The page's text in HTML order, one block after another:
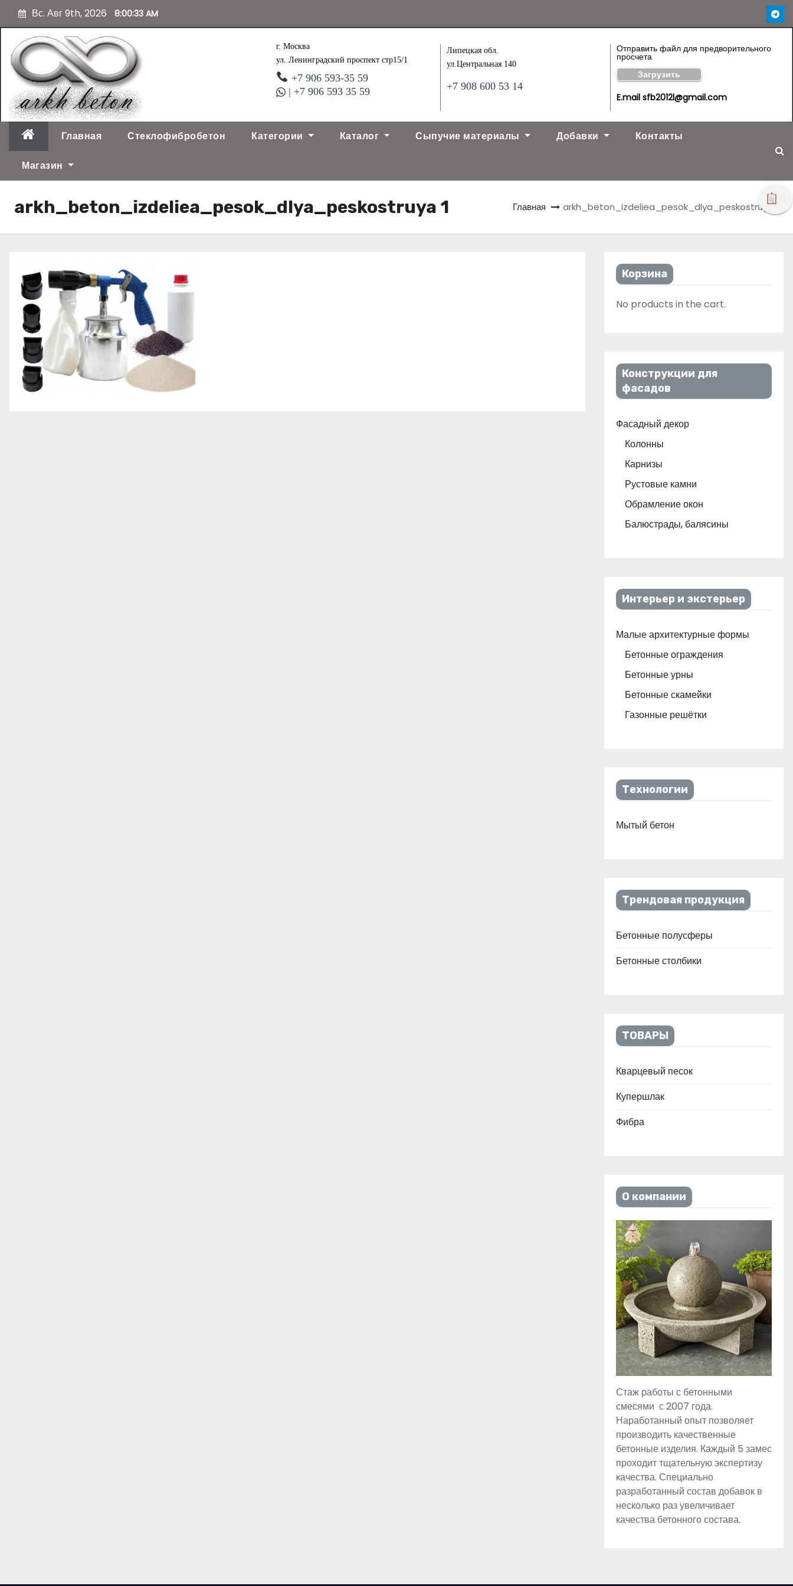
с
о
Вс. Авг 9th, 2026 8:00:34 AM
г. Москва
ул. Ленинградский проспект стр15/1
+7 906 593-35 59
| +7 906 593 35 59
Липецкая обл.
ул.Центральная 140
+7 908 600 53 14
Отправить файл для предворительного
просчета
Загрузить
E.mail sfb2012l@gmail.com
Главная Стеклофибробетон Категории Каталог Сыпучие материалы Добавки Контакты
Магазин
arkh_beton_izdeliea_pesok_dlya_peskostruya 1 Главная arkh_beton_izdeliea_pesok_dlya_peskostruya 1
Корзина
No products in the cart.
Конструкции для
фасадов
Фасадный декор
Колонны
Карнизы
Рустовые камни
Обрамление окон
Балюстрады, балясины
Интерьер и экстерьер
Малые архитектурные формы
Бетонные ограждения
Бетонные урны
Бетонные скамейки
Газонные решётки
Технологии
Мытый бетон
Трендовая продукция
Бетонные полусферы
Бетонные столбики
ТОВАРЫ
Кварцевый песок
Купершлак
Фибра
О компании
Стаж работы с бетонными
смесями с 2007 года.
Наработанный опыт позволяет
производить качественные
бетонные изделия. Каждый 5 замес
проходит тщательную экспертизу
качества. Специально
разработанный состав добавок в
несколько раз увеличивает
качества бетонного состава.